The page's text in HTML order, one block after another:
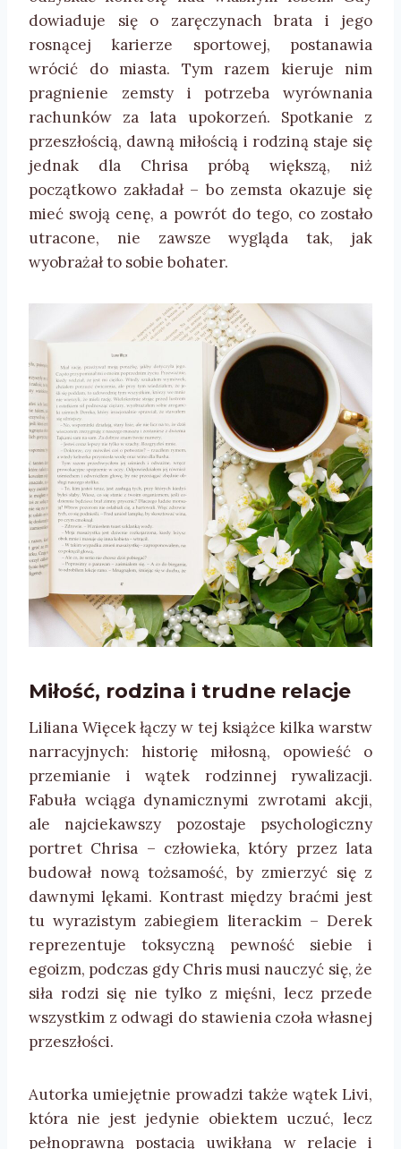
dowiaduje się o zaręczynach brata i jego
rosnącej karierze sportowej, postanawia
wrócić do miasta. Tym razem kieruje nim
pragnienie zemsty i potrzeba wyrównania
rachunków za lata upokorzeń. Spotkanie z
przeszłością, dawną miłością i rodziną staje się
jednak dla Chrisa próbą większą, niż
początkowo zakładał – bo zemsta okazuje się
mieć swoją cenę, a powrót do tego, co zostało
utracone, nie zawsze wygląda tak, jak
wyobrażał to sobie bohater.
Miłość, rodzina i trudne relacje
Liliana Więcek łączy w tej książce kilka warstw
narracyjnych: historię miłosną, opowieść o
przemianie i wątek rodzinnej rywalizacji.
Fabuła wciąga dynamicznymi zwrotami akcji,
ale najciekawszy pozostaje psychologiczny
portret Chrisa – człowieka, który przez lata
budował nową tożsamość, by zmierzyć się z
dawnymi lękami. Kontrast między braćmi jest
tu wyrazistym zabiegiem literackim – Derek
reprezentuje toksyczną pewność siebie i
egoizm, podczas gdy Chris musi nauczyć się, że
siła rodzi się nie tylko z mięśni, lecz przede
wszystkim z odwagi do stawienia czoła własnej
przeszłości.
Autorka umiejętnie prowadzi także wątek Livi,
która nie jest jedynie obiektem uczuć, lecz
pełnoprawną postacią uwikłaną w relacje i